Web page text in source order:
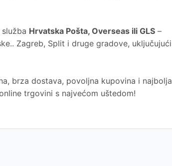
Hrvatska Pošta, Overseas ili GLS –
Zagreb, Split i druge gradove, uključujući
brza dostava, povoljna kupovina i najbolja
trgovini s najvećom uštedom!